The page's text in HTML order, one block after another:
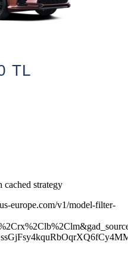
TL
cached strategy
europe.com/v1/model-filter-